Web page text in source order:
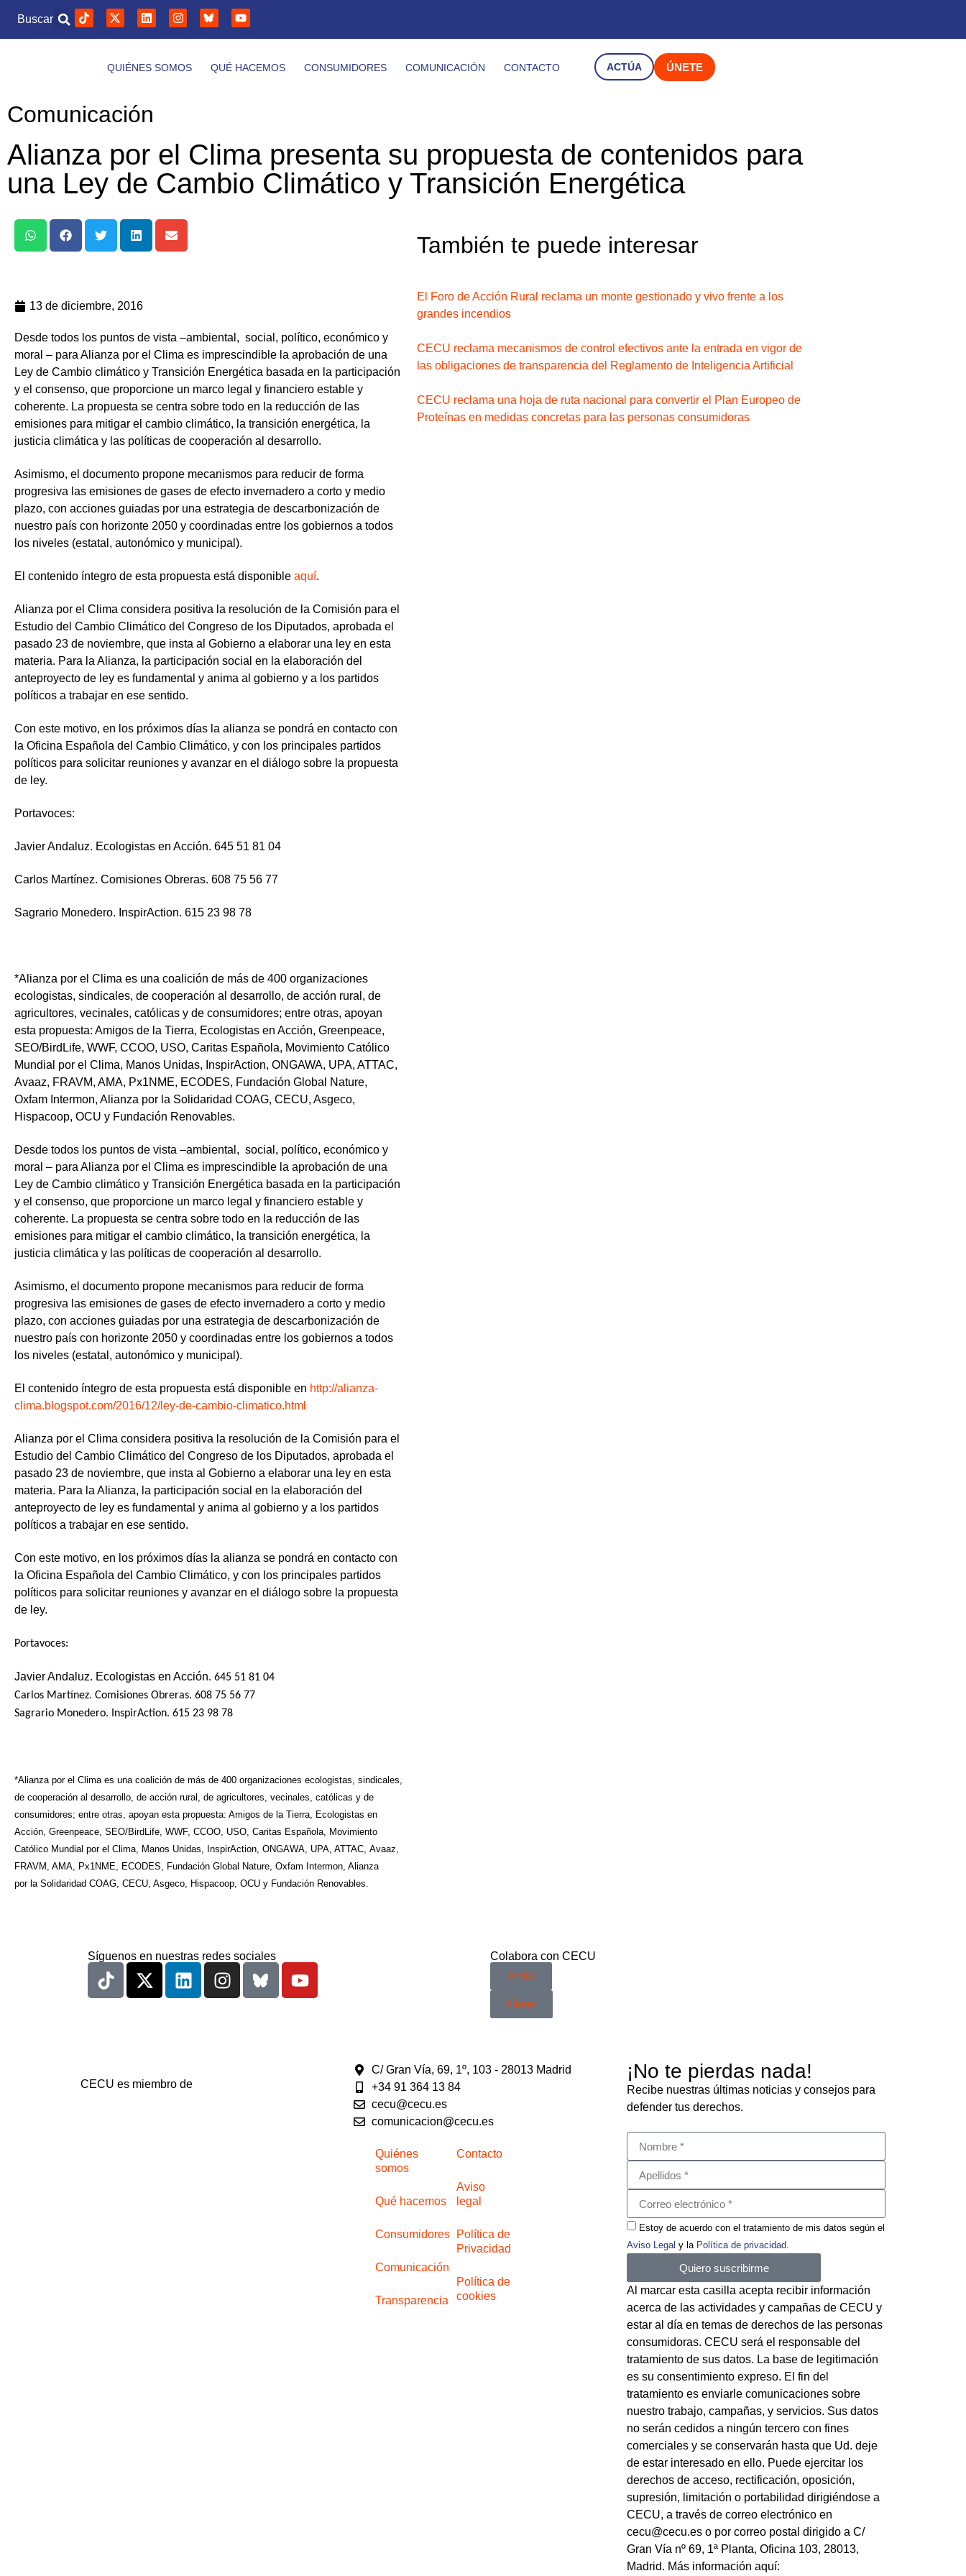
Buscar
QUIÉNES SOMOS QUÉ HACEMOS CONSUMIDORES COMUNICACIÓN CONTACTO ACTÚA ÚNETE
Comunicación
Alianza por el Clima presenta su propuesta de contenidos para
una Ley de Cambio Climático y Transición Energética
13 de diciembre, 2016
Desde todos los puntos de vista –ambiental, social, político, económico y
moral – para Alianza por el Clima es imprescindible la aprobación de una
Ley de Cambio climático y Transición Energética basada en la participación
y el consenso, que proporcione un marco legal y financiero estable y
coherente. La propuesta se centra sobre todo en la reducción de las
emisiones para mitigar el cambio climático, la transición energética, la
justicia climática y las políticas de cooperación al desarrollo.
Asimismo, el documento propone mecanismos para reducir de forma
progresiva las emisiones de gases de efecto invernadero a corto y medio
plazo, con acciones guiadas por una estrategia de descarbonización de
nuestro país con horizonte 2050 y coordinadas entre los gobiernos a todos
los niveles (estatal, autonómico y municipal).
El contenido íntegro de esta propuesta está disponible aquí.
Alianza por el Clima considera positiva la resolución de la Comisión para el
Estudio del Cambio Climático del Congreso de los Diputados, aprobada el
pasado 23 de noviembre, que insta al Gobierno a elaborar una ley en esta
materia. Para la Alianza, la participación social en la elaboración del
anteproyecto de ley es fundamental y anima al gobierno y a los partidos
políticos a trabajar en ese sentido.
Con este motivo, en los próximos días la alianza se pondrá en contacto con
la Oficina Española del Cambio Climático, y con los principales partidos
políticos para solicitar reuniones y avanzar en el diálogo sobre la propuesta
de ley.
Portavoces:
Javier Andaluz. Ecologistas en Acción. 645 51 81 04
Carlos Martínez. Comisiones Obreras. 608 75 56 77
Sagrario Monedero. InspirAction. 615 23 98 78
*Alianza por el Clima es una coalición de más de 400 organizaciones
ecologistas, sindicales, de cooperación al desarrollo, de acción rural, de
agricultores, vecinales, católicas y de consumidores; entre otras, apoyan
esta propuesta: Amigos de la Tierra, Ecologistas en Acción, Greenpeace,
SEO/BirdLife, WWF, CCOO, USO, Caritas Española, Movimiento Católico
Mundial por el Clima, Manos Unidas, InspirAction, ONGAWA, UPA, ATTAC,
Avaaz, FRAVM, AMA, Px1NME, ECODES, Fundación Global Nature,
Oxfam Intermon, Alianza por la Solidaridad COAG, CECU, Asgeco,
Hispacoop, OCU y Fundación Renovables.
Desde todos los puntos de vista –ambiental, social, político, económico y
moral – para Alianza por el Clima es imprescindible la aprobación de una
Ley de Cambio climático y Transición Energética basada en la participación
y el consenso, que proporcione un marco legal y financiero estable y
coherente. La propuesta se centra sobre todo en la reducción de las
emisiones para mitigar el cambio climático, la transición energética, la
justicia climática y las políticas de cooperación al desarrollo.
Asimismo, el documento propone mecanismos para reducir de forma
progresiva las emisiones de gases de efecto invernadero a corto y medio
plazo, con acciones guiadas por una estrategia de descarbonización de
nuestro país con horizonte 2050 y coordinadas entre los gobiernos a todos
los niveles (estatal, autonómico y municipal).
El contenido íntegro de esta propuesta está disponible en http://alianza-
clima.blogspot.com/2016/12/ley-de-cambio-climatico.html
Alianza por el Clima considera positiva la resolución de la Comisión para el
Estudio del Cambio Climático del Congreso de los Diputados, aprobada el
pasado 23 de noviembre, que insta al Gobierno a elaborar una ley en esta
materia. Para la Alianza, la participación social en la elaboración del
anteproyecto de ley es fundamental y anima al gobierno y a los partidos
políticos a trabajar en ese sentido.
Con este motivo, en los próximos días la alianza se pondrá en contacto con
la Oficina Española del Cambio Climático, y con los principales partidos
políticos para solicitar reuniones y avanzar en el diálogo sobre la propuesta
de ley.
Portavoces:
Javier Andaluz. Ecologistas en Acción. 645 51 81 04
Carlos Martínez. Comisiones Obreras. 608 75 56 77
Sagrario Monedero. InspirAction. 615 23 98 78
*Alianza por el Clima es una coalición de más de 400 organizaciones ecologistas, sindicales,
de cooperación al desarrollo, de acción rural, de agricultores, vecinales, católicas y de
consumidores; entre otras, apoyan esta propuesta: Amigos de la Tierra, Ecologistas en
Acción, Greenpeace, SEO/BirdLife, WWF, CCOO, USO, Caritas Española, Movimiento
Católico Mundial por el Clima, Manos Unidas, InspirAction, ONGAWA, UPA, ATTAC, Avaaz,
FRAVM, AMA, Px1NME, ECODES, Fundación Global Nature, Oxfam Intermon, Alianza
por la Solidaridad COAG, CECU, Asgeco, Hispacoop, OCU y Fundación Renovables.
También te puede interesar
El Foro de Acción Rural reclama un monte gestionado y vivo frente a los
grandes incendios
CECU reclama mecanismos de control efectivos ante la entrada en vigor de
las obligaciones de transparencia del Reglamento de Inteligencia Artificial
CECU reclama una hoja de ruta nacional para convertir el Plan Europeo de
Proteínas en medidas concretas para las personas consumidoras
Síguenos en nuestras redes sociales
Colabora con CECU
Actúa
Únete
CECU es miembro de
C/ Gran Vía, 69, 1º, 103 - 28013 Madrid
+34 91 364 13 84
cecu@cecu.es
comunicacion@cecu.es
Quiénes
somos
Qué hacemos
Consumidores
Comunicación
Transparencia
Contacto
Aviso
legal
Política de
Privacidad
Política de
cookies
¡No te pierdas nada!
Recibe nuestras últimas noticias y consejos para
defender tus derechos.
Estoy de acuerdo con el tratamiento de mis datos según el
Aviso Legal y la Política de privacidad
Quiero suscribirme
Al marcar esta casilla acepta recibir información
acerca de las actividades y campañas de CECU y
estar al día en temas de derechos de las personas
consumidoras. CECU será el responsable del
tratamiento de sus datos. La base de legitimación
es su consentimiento expreso. El fin del
tratamiento es enviarle comunicaciones sobre
nuestro trabajo, campañas, y servicios. Sus datos
no serán cedidos a ningún tercero con fines
comerciales y se conservarán hasta que Ud. deje
de estar interesado en ello. Puede ejercitar los
derechos de acceso, rectificación, oposición,
supresión, limitación o portabilidad dirigiéndose a
CECU, a través de correo electrónico en
cecu@cecu.es o por correo postal dirigido a C/
Gran Vía nº 69, 1ª Planta, Oficina 103, 28013,
Madrid. Más información aquí: